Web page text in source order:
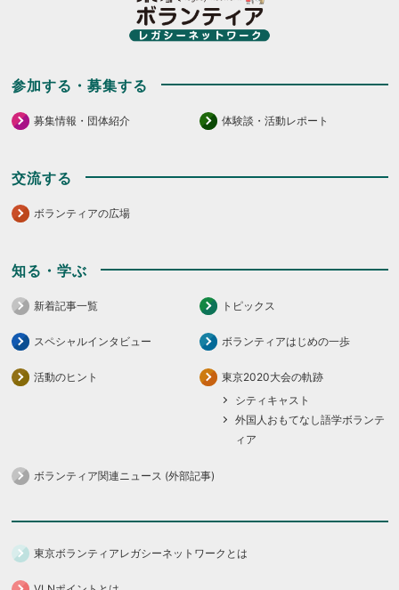
参加する・募集する
募集情報・団体紹介 体験談・活動レポート
交流する
ボランティアの広場
知る・学ぶ
新着記事一覧 トピックス
スペシャルインタビュー ボランティアはじめの一歩
活動のヒント
東京2020大会の軌跡
シティキャスト
外国人おもてなし語学ボランテ
ィア
ボランティア関連ニュース (外部記事)
東京ボランティアレガシーネットワークとは